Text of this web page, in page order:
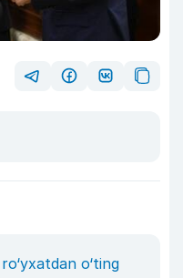
ro‘yxatdan o‘ting